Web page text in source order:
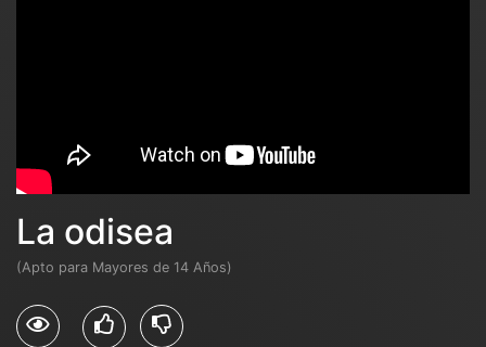
La odisea
(Apto para Mayores de 14 Años)